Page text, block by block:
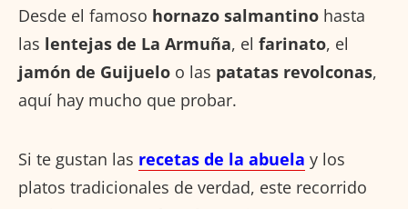
Desde el famoso hornazo salmantino hasta
las lentejas de La Armuña, el farinato, el
jamón de Guijuelo o las patatas revolconas,
aquí hay mucho que probar.
Si te gustan las recetas de la abuela y los
platos tradicionales de verdad, este recorrido